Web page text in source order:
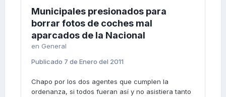
Municipales presionados para
borrar fotos de coches mal
aparcados de la Nacional
en General
Publicado 7 de Enero del 2011
Chapo por los dos agentes que cumplen la
ordenanza, si todos fueran así y no asistiera tanto